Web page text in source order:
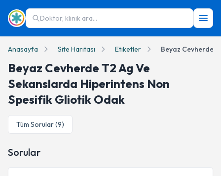
Doktor, klinik ara...
Anasayfa Site Haritası Etiketler
Beyaz Cevherde T2 Ag Ve
Sekanslarda Hiperintens Non
Spesifik Gliotik Odak
Tüm Sorular (9)
Sorular